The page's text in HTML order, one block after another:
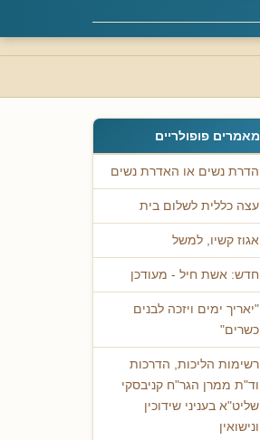
מאמרים פופולריים
הדרת נשים או האדרת נשים
עצה כללית לשלום בית
אגוז קשיו, למשל
חדש: אשת חיל - מעודכן
"יאריך ימים ויזכה לבנים
כשרים"
רשימות הליכות, הדרכות
וד"ת ממרן הגר"ח קניבסקי
שליט"א בעניני שידוכין
ונישואין